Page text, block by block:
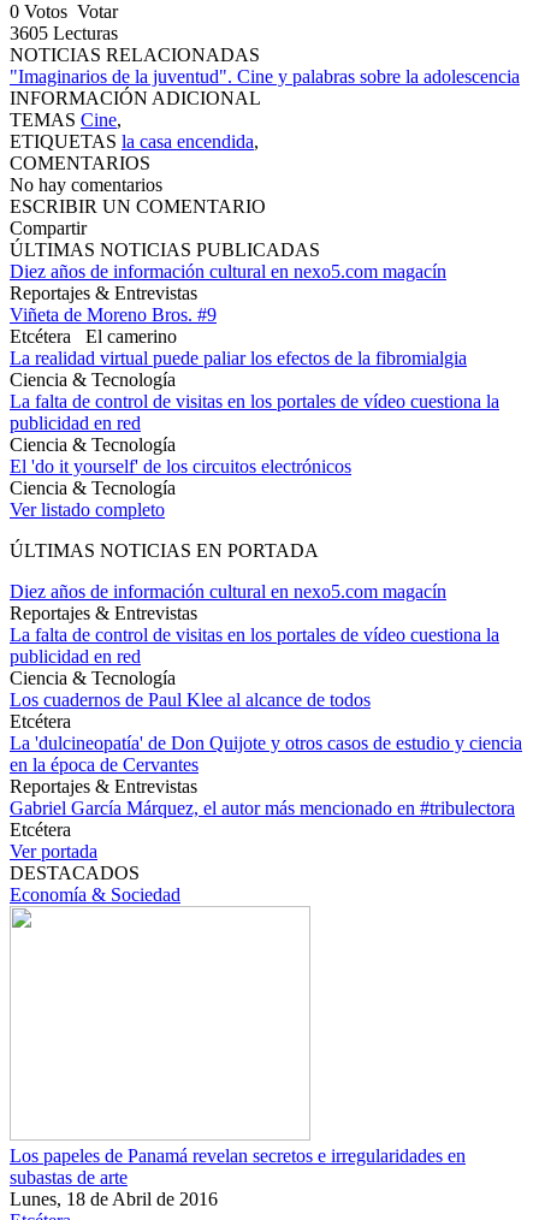
0 Votos Votar
3605 Lecturas
NOTICIAS RELACIONADAS
"Imaginarios de la juventud". Cine y palabras sobre la adolescencia
INFORMACIÓN ADICIONAL
TEMAS Cine,
ETIQUETAS la casa encendida,
COMENTARIOS
No hay comentarios
ESCRIBIR UN COMENTARIO
Compartir
ÚLTIMAS NOTICIAS PUBLICADAS
Diez años de información cultural en nexo5.com magacín
Reportajes & Entrevistas
Viñeta de Moreno Bros. #9
Etcétera
El camerino
La realidad virtual puede paliar los efectos de la fibromialgia
Ciencia & Tecnología
La falta de control de visitas en los portales de vídeo cuestiona la
publicidad en red
Ciencia & Tecnología
El 'do it yourself' de los circuitos electrónicos
Ciencia & Tecnología
Ver listado completo
ÚLTIMAS NOTICIAS EN PORTADA
Diez años de información cultural en nexo5.com magacín
Reportajes & Entrevistas
La falta de control de visitas en los portales de vídeo cuestiona la
publicidad en red
Ciencia & Tecnología
Los cuadernos de Paul Klee al alcance de todos
Etcétera
La 'dulcineopatía' de Don Quijote y otros casos de estudio y ciencia
en la época de Cervantes
Reportajes & Entrevistas
Gabriel García Márquez, el autor más mencionado en #tribulectora
Etcétera
Ver portada
DESTACADOS
Economía & Sociedad
Los papeles de Panamá revelan secretos e irregularidades en
subastas de arte
Lunes, 18 de Abril de 2016